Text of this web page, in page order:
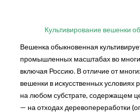
Культивирование вешенки
Вешенка обыкновенная
промышленных масштабах во
включая Россию. В отличие от
вешенки в искусственных условиях
на любом субстрате, содержащем
— на отходах деревопереработки